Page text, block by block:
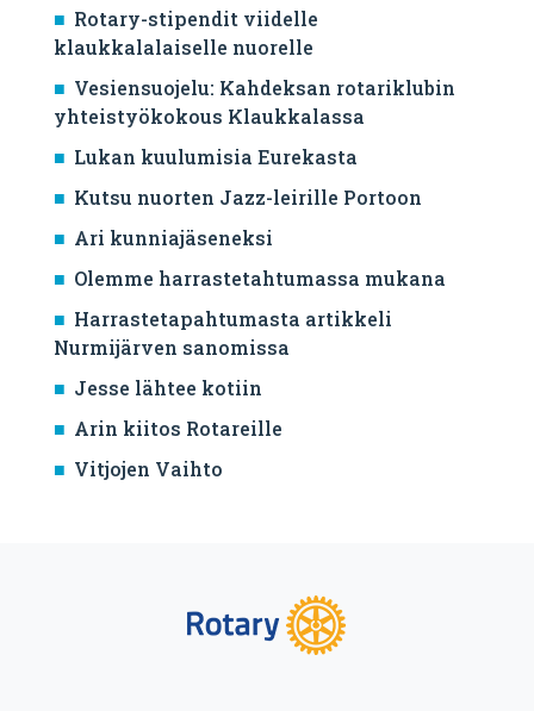
Rotary-stipendit viidelle
klaukkalalaiselle nuorelle
Vesiensuojelu: Kahdeksan rotariklubin
yhteistyökokous Klaukkalassa
Lukan kuulumisia Eurekasta
Kutsu nuorten Jazz-leirille Portoon
Ari kunniajäseneksi
Olemme harrastetahtumassa mukana
Harrastetapahtumasta artikkeli
Nurmijärven sanomissa
Jesse lähtee kotiin
Arin kiitos Rotareille
Vitjojen Vaihto